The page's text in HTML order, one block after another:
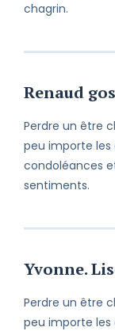
chagrin.
Renaud
Perdre un être
peu importe les
condoléances
sentiments.
Yvonne.
Perdre un être
peu importe les